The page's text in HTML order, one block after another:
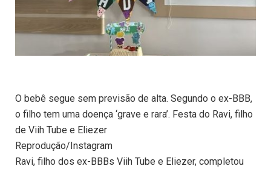
O bebê segue sem previsão de alta. Segundo o ex-BBB,
o filho tem uma doença ‘grave e rara’. Festa do Ravi, filho
de Viih Tube e Eliezer
Reprodução/Instagram
Ravi, filho dos ex-BBBs Viih Tube e Eliezer, completou